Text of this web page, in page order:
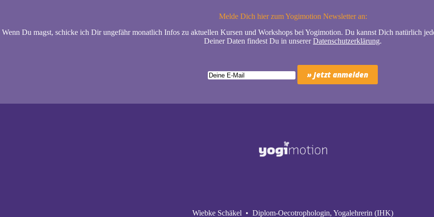
Melde Dich hier zum Yogimotion Newsletter an:
Wenn Du magst, schicke ich Dir ungefähr monatlich Infos zu aktuellen Kursen und Workshops bei Yogimotion. Du kannst Dich natürlich
Deiner Daten findest Du in unsererDatenschutzerklärung.
Wiebke Schäkel • Diplom-Oecotrophologin, Yogalehrerin (IHK)